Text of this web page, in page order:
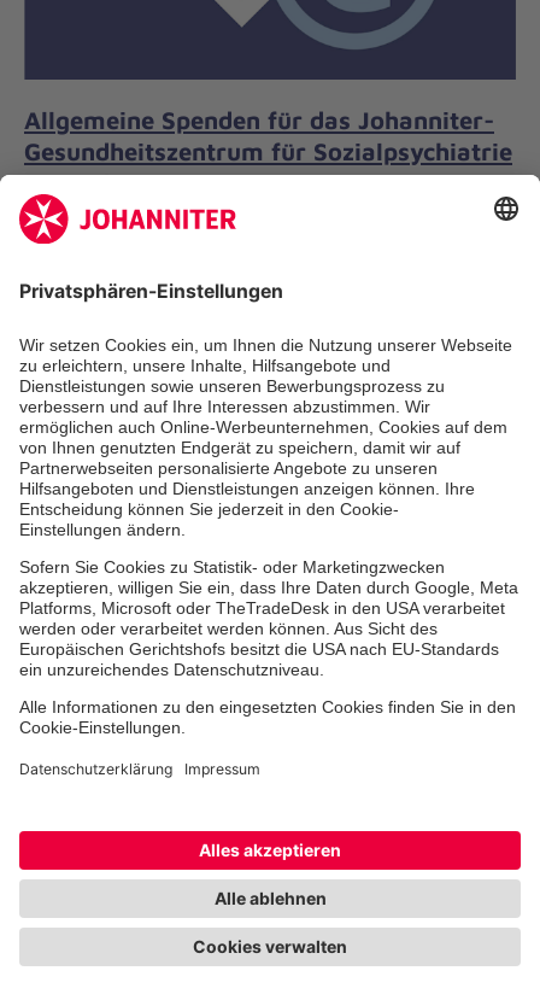
Allgemeine Spenden für das Johanniter-
Gesundheitszentrum für Sozialpsychiatrie
Treuenbrietzen
Spenden Sie für unsere Einrichtungen des Johanniter-
Unterstützung kommt unseren chronisch psychisch
zugute.Mehr erfahren
Jetzt spenden
Allgemeine Spenden für das Johanniter-
Hospiz am Waldkrankenhaus Bonn
Allgemeine Spenden für das Johanniter-Hospiz am